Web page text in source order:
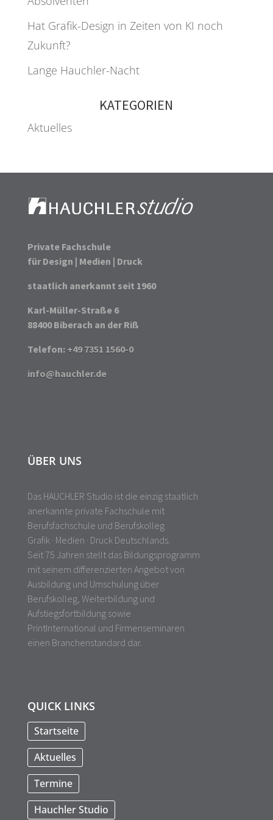
Hat Grafik-Design in Zeiten von KI noch
Zukunft?
Lange Hauchler-Nacht
KATEGORIEN
Aktuelles
Private Fachschule
für Design | Medien | Druck
staatlich anerkannt seit 1960
Karl-Müller-Straße 6
88400 Biberach an der Riß
Telefon: +49 7351 1560-0
info@hauchler.de
ÜBER UNS
Das HAUCHLER Studio ist die einzig staatlich
anerkannte private Fachschule mit
Berufsfachschule und Berufskolleg
Grafik · Medien · Druck Deutschlands.
Seit 75 Jahren stellt das Bildungsprogramm
mit seinem differenzierten Angebot von
Ausbildung und Umschulung über
Berufskolleg, Weiterbildung und
Aufstiegsfortbildung sowie
PrintInternational und Firmenseminaren
einen Branchenstandard dar.
QUICK LINKS
Startseite
Aktuelles
Termine
Hauchler Studio